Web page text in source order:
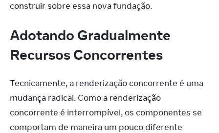
construir sobre essa nova fundação.
Adotando Gradualmente
Recursos Concorrentes
Tecnicamente, a renderização concorrente é uma
mudança radical. Como a renderização
concorrente é interrompível, os componentes se
comportam de maneira um pouco diferente